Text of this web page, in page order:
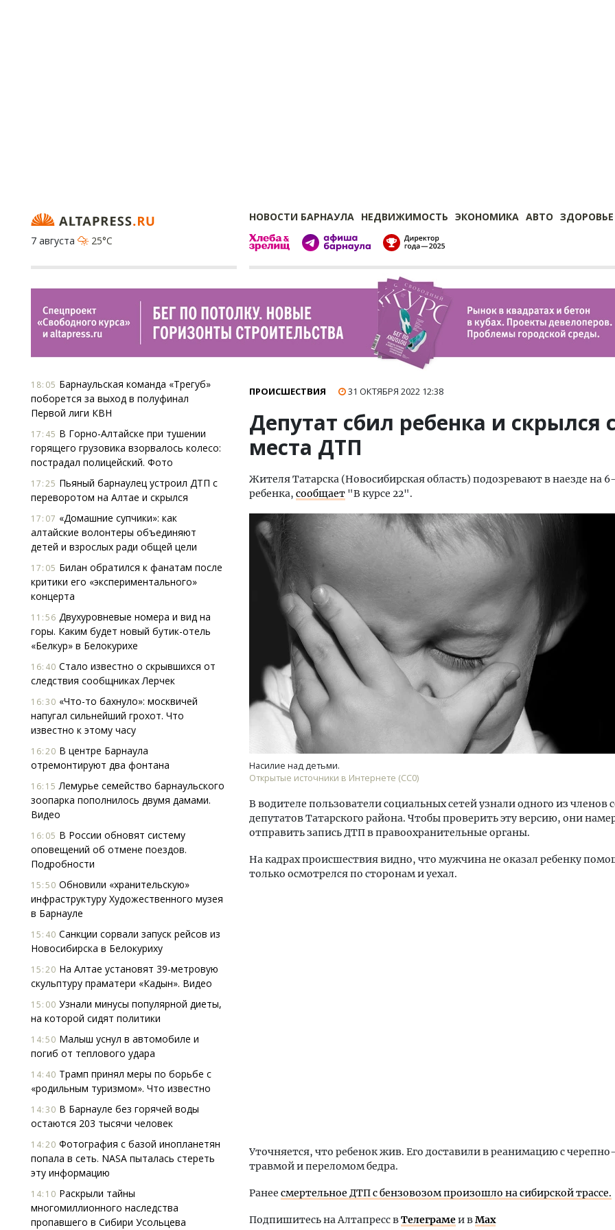
НОВОСТИ БАРНАУЛА НЕДВИЖИМОСТЬ ЭКОНОМИКА АВТО ЗДОРОВЬЕ
7 августа
25°C
18:05 Барнаульская команда «Трегуб»
поборется за выход в полуфинал
Первой лиги КВН
17:45 В Горно-Алтайске при тушении
горящего грузовика взорвалось колесо:
пострадал полицейский. Фото
17:25 Пьяный барнаулец устроил ДТП с
переворотом на Алтае и скрылся
17:07 «Домашние супчики»: как
алтайские волонтеры объединяют
детей и взрослых ради общей цели
17:05 Билан обратился к фанатам после
критики его «экспериментального»
концерта
11:56 Двухуровневые номера и вид на
горы. Каким будет новый бутик-отель
«Белкур» в Белокурихе
16:40 Стало известно о скрывшихся от
следствия сообщниках Лерчек
16:30 «Что-то бахнуло»: москвичей
напугал сильнейший грохот. Что
известно к этому часу
16:20 В центре Барнаула
отремонтируют два фонтана
16:15 Лемурье семейство барнаульского
зоопарка пополнилось двумя дамами.
Видео
16:05 В России обновят систему
оповещений об отмене поездов.
Подробности
15:50 Обновили «хранительскую»
инфраструктуру Художественного музея
в Барнауле
15:40 Санкции сорвали запуск рейсов из
Новосибирска в Белокуриху
15:20 На Алтае установят 39-метровую
скульптуру праматери «Кадын». Видео
15:00 Узнали минусы популярной диеты,
на которой сидят политики
14:50 Малыш уснул в автомобиле и
погиб от теплового удара
14:40 Трамп принял меры по борьбе с
«родильным туризмом». Что известно
14:30 В Барнауле без горячей воды
остаются 203 тысячи человек
14:20 Фотография с базой инопланетян
попала в сеть. NASA пыталась стереть
эту информацию
14:10 Раскрыли тайны
многомиллионного наследства
пропавшего в Сибири Усольцева
ПРОИСШЕСТВИЯ 31 ОКТЯБРЯ 2022 12:38
Депутат сбил ребенка и скрылся с
места ДТП
Жителя Татарска (Новосибирская область) подозревают в наезде на
ребенка, сообщает "В курсе 22".
Насилие над детьми.
Открытые источники в Интернете (СС0)
В водителе пользователи социальных сетей узнали одного из членов
депутатов Татарского района. Чтобы проверить эту версию, они
отправить запись ДТП в правоохранительные органы.
На кадрах происшествия видно, что мужчина не оказал ребенку
только осмотрелся по сторонам и уехал.
Уточняется, что ребенок жив. Его доставили в реанимацию с
травмой и переломом бедра.
Ранее смертельное ДТП с бензовозом произошло на сибирской трассе.
Подпишитесь на Алтапресс вТелеграмеи вMax
Смелость архитектурных идей.
Генеральный директор компании
трендах в фасадах и развитии рынка
Архитектурный код
земли. Мощение